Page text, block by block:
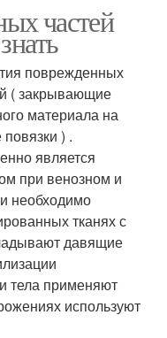
частей
поврежденных
( закрывающие
материала на
) .
является
при венозном и
необходимо
тканях с
давящие
тела применяют
используют